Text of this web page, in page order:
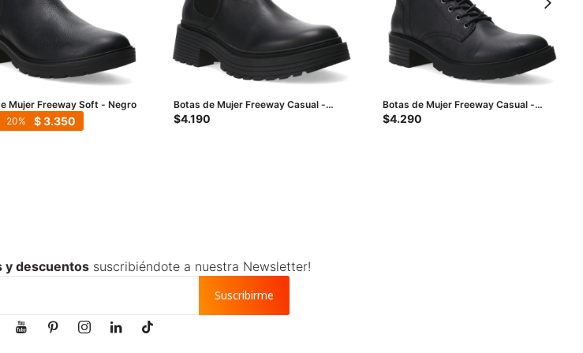
Mujer Freeway Soft - Negro
$ 3.350
20
Botas de Mujer Freeway Casual -
PETRA 02 - Negro
$4.190
Botas de Mujer Freeway Casual -
Negro
$4.290
y descuentossuscribiéndote a nuestra Newsletter!
Suscribirme
    